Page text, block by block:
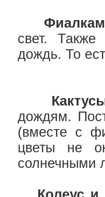
свет.
дождь. То
дождям.
(вместе с
цветы не
солнечными